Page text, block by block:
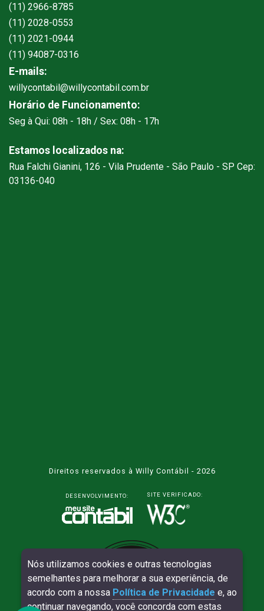
(11) 2966-8785
(11) 2028-0553
(11) 2021-0944
(11) 94087-0316
E-mails:
willycontabil@willycontabil.com.br
Horário de Funcionamento:
Seg à Qui: 08h - 18h / Sex: 08h - 17h
Estamos localizados na:
Rua Falchi Gianini, 126 - Vila Prudente - São Paulo - SP Cep:
03136-040
Direitos reservados à Willy Contábil - 2026
DESENVOLVIMENTO: SITE VERIFICADO:
Nós utilizamos cookies e outras tecnologias
semelhantes para melhorar a sua experiência, de
acordo com a nossa Política de Privacidade e, ao
continuar navegando, você concorda com estas